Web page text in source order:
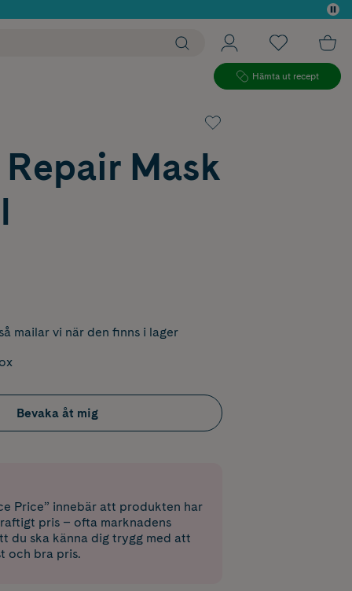
Hämta ut recept
Mask
mailar vi när den finns i lager
Bevaka åt mig
Price” innebär att produkten har
pris – ofta marknadens
du ska känna dig trygg med att
och bra pris.